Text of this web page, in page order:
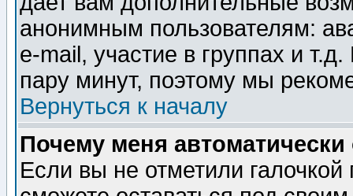
анонимным пользователям:
e-mail, участие в группах и
пару минут, поэтому мы
Вернуться к началу
Почему меня автоматически
Если вы не отметили галочкой